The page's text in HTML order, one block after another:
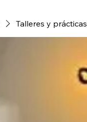
Talleres y prácticas